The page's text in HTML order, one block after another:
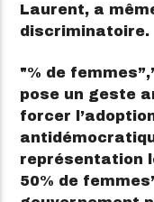
Laurent, a
discriminatoire.
% de
pose un geste
forcer
représentation
50% de